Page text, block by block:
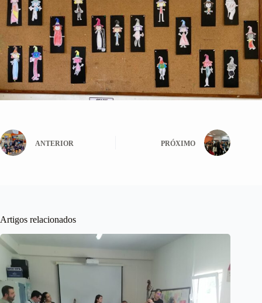
ANTERIOR PRÓXIMO
Artigos relacionados